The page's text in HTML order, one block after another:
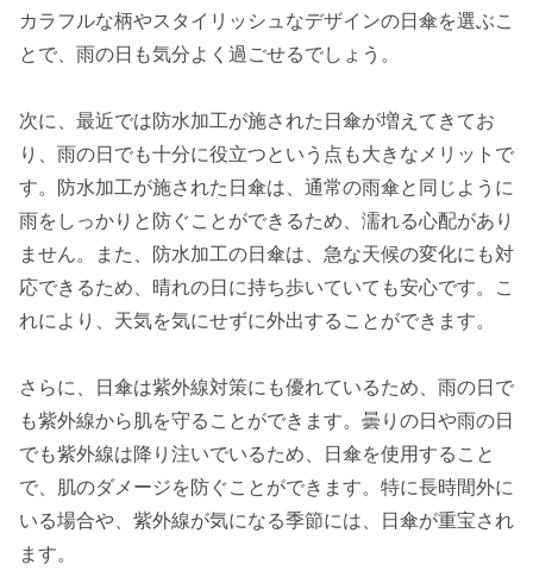
カラフルな柄やスタイリッシュなデザインの日傘を選ぶこ
とで、雨の日も気分よく過ごせるでしょう。
次に、最近では防水加工が施された日傘が増えてきてお
り、雨の日でも十分に役立つという点も大きなメリットで
す。防水加工が施された日傘は、通常の雨傘と同じように
雨をしっかりと防ぐことができるため、濡れる心配があり
ません。また、防水加工の日傘は、急な天候の変化にも対
応できるため、晴れの日に持ち歩いていても安心です。こ
れにより、天気を気にせずに外出することができます。
さらに、日傘は紫外線対策にも優れているため、雨の日で
も紫外線から肌を守ることができます。曇りの日や雨の日
でも紫外線は降り注いでいるため、日傘を使用すること
で、肌のダメージを防ぐことができます。特に長時間外に
いる場合や、紫外線が気になる季節には、日傘が重宝され
ます。